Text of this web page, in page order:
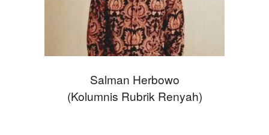
Salman Herbowo
(Kolumnis Rubrik Renyah)